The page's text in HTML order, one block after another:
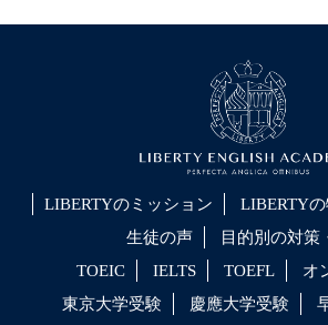
LIBERTYのミッション LIBERTY
生徒の声
目的別の対策
TOEIC
IELTS TOEFL
オ
東京大学受験
慶應大学受験